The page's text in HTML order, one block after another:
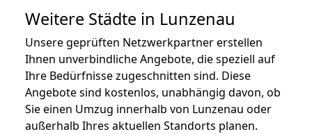
Weitere Städte in Lunzenau
Unsere geprüften Netzwerkpartner erstellen
Ihnen unverbindliche Angebote, die speziell auf
Ihre Bedürfnisse zugeschnitten sind. Diese
Angebote sind kostenlos, unabhängig davon, ob
Sie einen Umzug innerhalb von Lunzenau oder
außerhalb Ihres aktuellen Standorts planen.